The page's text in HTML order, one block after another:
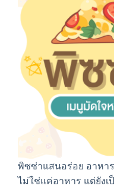
พิซซ่าแสนอร่อย อาหา
ไม่ใช่แค่อาหาร แต่ยังเ